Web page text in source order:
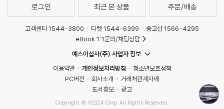
로그인 최근 본 상품 주문/배송
고객센터 1544-3800 티켓 1544-6399
중고샵 1566-4295
eBook 1:1문의/채팅상담
예스이십사(주) 사업자 정보
이용약관
개인정보처리방침
청소년보호정책
PC버전
회사소개
거래처관계자께
도서홍보
광고
Copyright © YES24 Corp. All Rights Reserved.